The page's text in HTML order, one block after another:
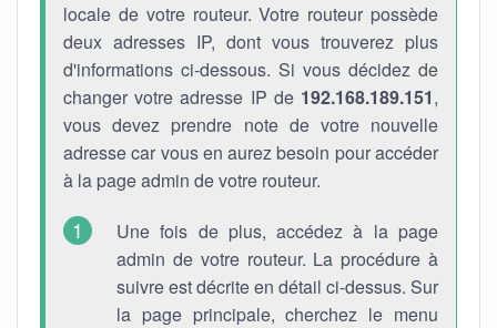
locale de votre routeur. Votre routeur possède
deux adresses IP, dont vous trouverez plus
d'informations ci-dessous. Si vous décidez de
changer votre adresse IP de 192.168.189.151,
vous devez prendre note de votre nouvelle
adresse car vous en aurez besoin pour accéder
à la page admin de votre routeur.
Une fois de plus, accédez à la page
admin de votre routeur. La procédure à
suivre est décrite en détail ci-dessus. Sur
la page principale, cherchez le menu